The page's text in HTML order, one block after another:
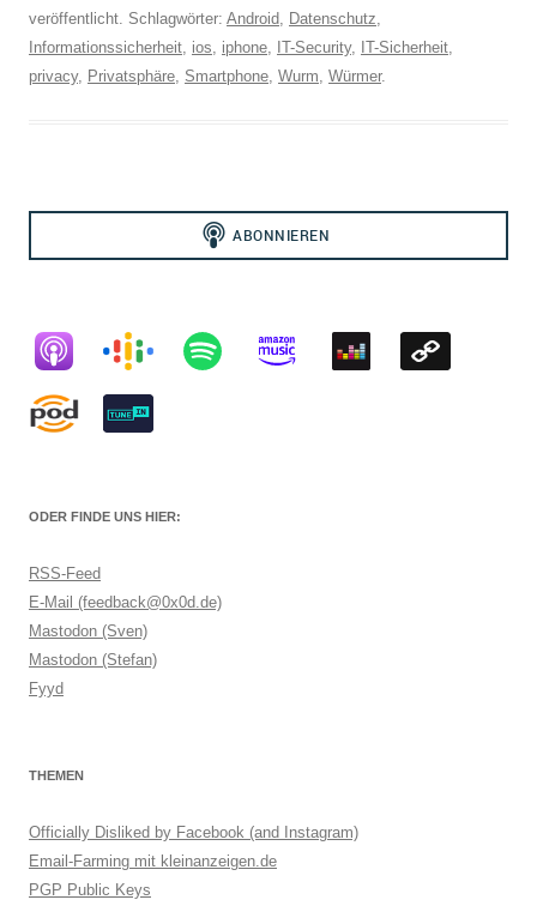
veröffentlicht. Schlagwörter: Android, Datenschutz,
Informationssicherheit, ios, iphone, IT-Security, IT-Sicherheit,
privacy, Privatsphäre, Smartphone, Wurm, Würmer.
ODER FINDE UNS HIER:
RSS-Feed
E-Mail (feedback@0x0d.de)
Mastodon (Sven)
Mastodon (Stefan)
Fyyd
THEMEN
Officially Disliked by Facebook (and Instagram)
Email-Farming mit kleinanzeigen.de
PGP Public Keys